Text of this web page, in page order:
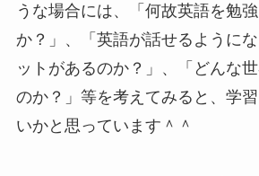
うな場合には、「何故英語を勉
か？」、「英語が話せるように
ットがあるのか？」、「どんな
のか？」等を考えてみると、学
いかと思っています＾＾